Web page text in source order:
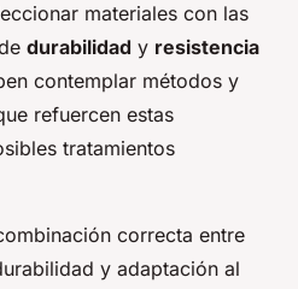
materiales con las
durabilidad y resistencia
contemplar métodos y
refuercen estas
tratamientos
correcta entre
y adaptación al